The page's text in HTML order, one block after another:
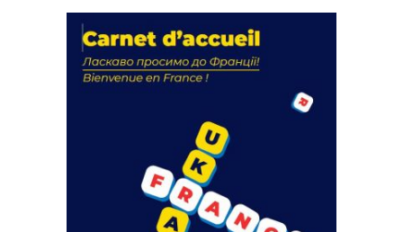
actions
18 septembre 2023
FEUILLETER